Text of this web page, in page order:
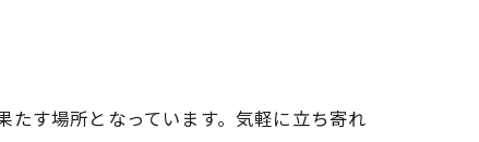
す場所となっています。気軽に立ち寄れ